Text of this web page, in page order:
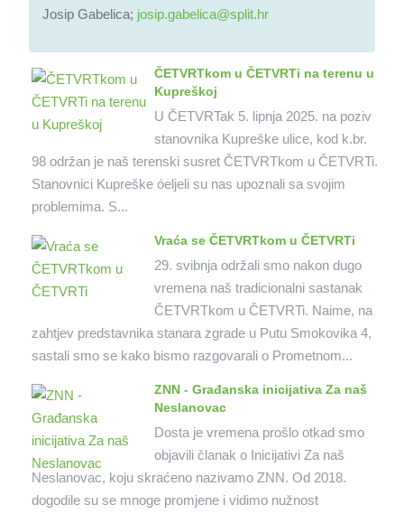
Josip Gabelica; josip.gabelica@split.hr
ČETVRTkom u ČETVRTi na terenu u
Kupreškoj
U ČETVRTak 5. lipnja 2025. na poziv
stanovnika Kupreške ulice, kod k.br.
98 održan je naš terenski susret ČETVRTkom u ČETVRTi.
Stanovnici Kupreške óeljeli su nas upoznali sa svojim
problemima. S...
Vraća se ČETVRTkom u ČETVRTi
29. svibnja održali smo nakon dugo
vremena naš tradicionalni sastanak
ČETVRTkom u ČETVRTi. Naime, na
zahtjev predstavnika stanara zgrade u Putu Smokovika 4,
sastali smo se kako bismo razgovarali o Prometnom...
ZNN - Građanska inicijativa Za naš
Neslanovac
Dosta je vremena prošlo otkad smo
objavili članak o Inicijativi Za naš
Neslanovac, koju skraćeno nazivamo ZNN. Od 2018.
dogodile su se mnoge promjene i vidimo nužnost